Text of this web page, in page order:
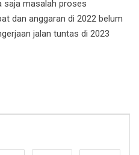
saja masalah proses
dan anggaran di 2022 belum
jalan tuntas di 2023